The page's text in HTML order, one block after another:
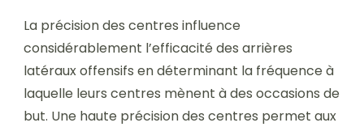
La précision des centres influence
considérablement l’efficacité des arrières
latéraux offensifs en déterminant la fréquence à
laquelle leurs centres mènent à des occasions de
but. Une haute précision des centres permet aux